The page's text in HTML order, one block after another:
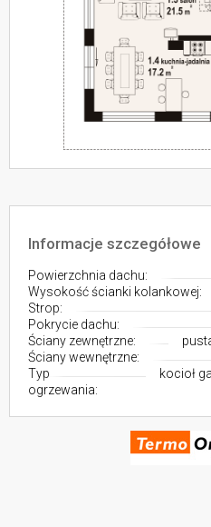
Informacje szczegółowe
Powierzchnia dachu:
Wysokość ścianki kolankowej:
Strop:
Pokrycie dachu:
Ściany zewnętrzne:
Ściany wewnętrzne:
Typ
ogrzewania:
kocioł